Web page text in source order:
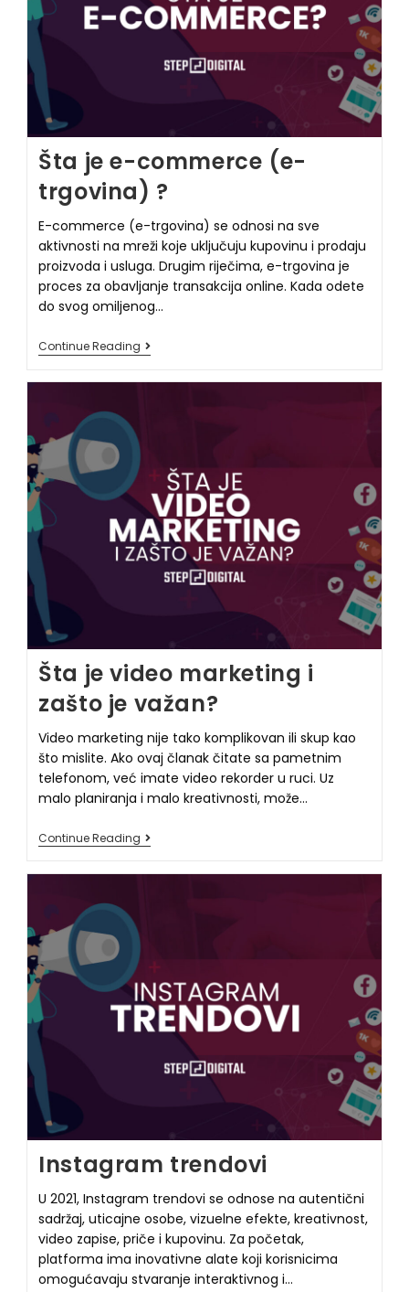
Šta je e-commerce (e-
trgovina) ?
E-commerce (e-trgovina) se odnosi na sve
aktivnosti na mreži koje uključuju kupovinu i prodaju
proizvoda i usluga. Drugim riječima, e-trgovina je
proces za obavljanje transakcija online. Kada odete
do svog omiljenog…
Continue Reading
Šta je video marketing i
zašto je važan?
Video marketing nije tako komplikovan ili skup kao
što mislite. Ako ovaj članak čitate sa pametnim
telefonom, već imate video rekorder u ruci. Uz
malo planiranja i malo kreativnosti, može…
Continue Reading
Instagram trendovi
U 2021, Instagram trendovi se odnose na autentični
sadržaj, uticajne osobe, vizuelne efekte, kreativnost,
video zapise, priče i kupovinu. Za početak,
platforma ima inovativne alate koji korisnicima
omogućavaju stvaranje interaktivnog i…